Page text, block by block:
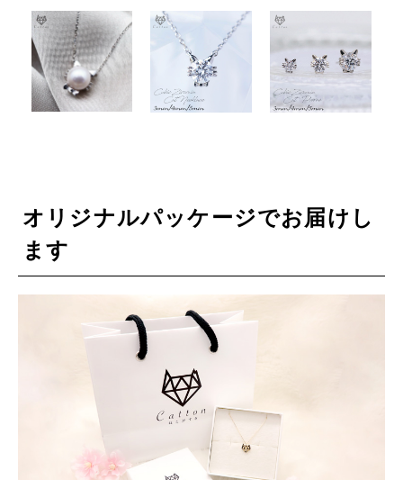
オリジナルパッケージでお届けし
ます